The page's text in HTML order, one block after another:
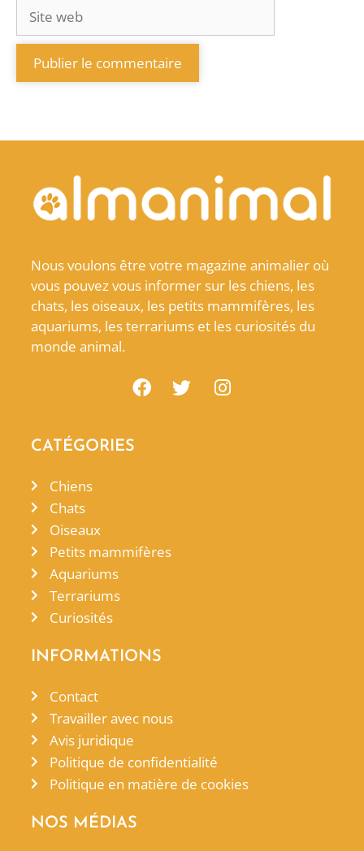
Nous voulons être votre magazine animalier où
vous pouvez vous informer sur les chiens, les
chats, les oiseaux, les petits mammifères, les
aquariums, les terrariums et les curiosités du
monde animal.
CATÉGORIES
Chiens
Chats
Oiseaux
Petits mammifères
Aquariums
Terrariums
Curiosités
INFORMATIONS
Contact
Travailler avec nous
Avis juridique
Politique de confidentialité
Politique en matière de cookies
NOS MÉDIAS